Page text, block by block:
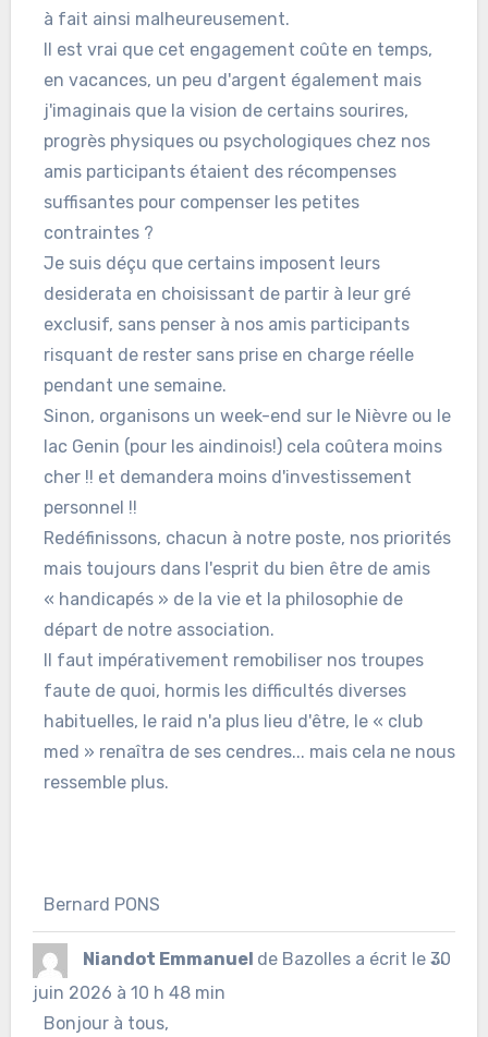
à fait ainsi malheureusement.
Il est vrai que cet engagement coûte en temps,
en vacances, un peu d'argent également mais
j'imaginais que la vision de certains sourires,
progrès physiques ou psychologiques chez nos
amis participants étaient des récompenses
suffisantes pour compenser les petites
contraintes ?
Je suis déçu que certains imposent leurs
desiderata en choisissant de partir à leur gré
exclusif, sans penser à nos amis participants
risquant de rester sans prise en charge réelle
pendant une semaine.
Sinon, organisons un week-end sur le Nièvre ou le
lac Genin (pour les aindinois!) cela coûtera moins
cher !! et demandera moins d'investissement
personnel !!
Redéfinissons, chacun à notre poste, nos priorités
mais toujours dans l'esprit du bien être de amis
« handicapés » de la vie et la philosophie de
départ de notre association.
Il faut impérativement remobiliser nos troupes
faute de quoi, hormis les difficultés diverses
habituelles, le raid n'a plus lieu d'être, le « club
med » renaîtra de ses cendres... mais cela ne nous
ressemble plus.
Bernard PONS
Niandot Emmanuel de Bazolles a écrit le30
juin 2026 à 10 h 48 min
Bonjour à tous,
...